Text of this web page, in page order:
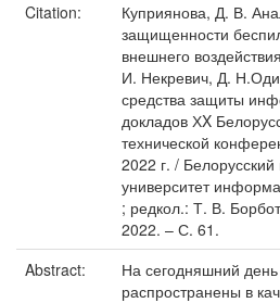
Citation:
Куприянова, Д. В.
защищенности
внешнего
И. Некревич, Д.
средства защиты
докладов ХX
технической
2022 г. / Белорусский
университет
; редкол.: Т. В.
2022. – С. 61.
Abstract:
На сегодняшний
распространены в